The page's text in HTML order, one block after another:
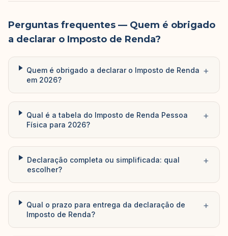
Perguntas frequentes — Quem é obrigado
a declarar o Imposto de Renda?
Quem é obrigado a declarar o Imposto de Renda
em 2026?
+
Qual é a tabela do Imposto de Renda Pessoa
Física para 2026?
+
Declaração completa ou simplificada: qual
escolher?
+
Qual o prazo para entrega da declaração de
Imposto de Renda?
+